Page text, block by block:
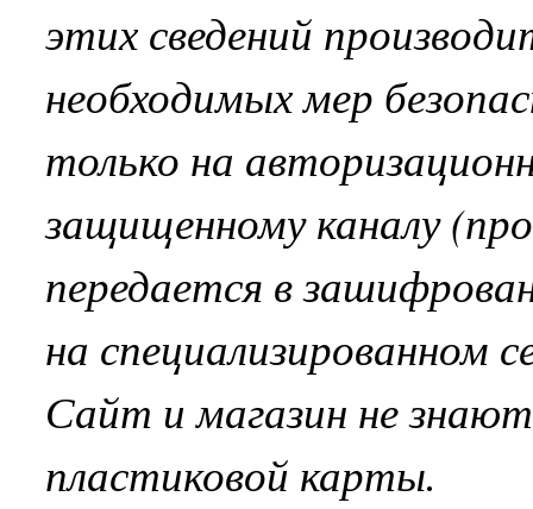
этих сведений
необходимых мер
только на
защищенному каналу
передается в
на специализированном
Сайт и магазин не
пластиковой карты.